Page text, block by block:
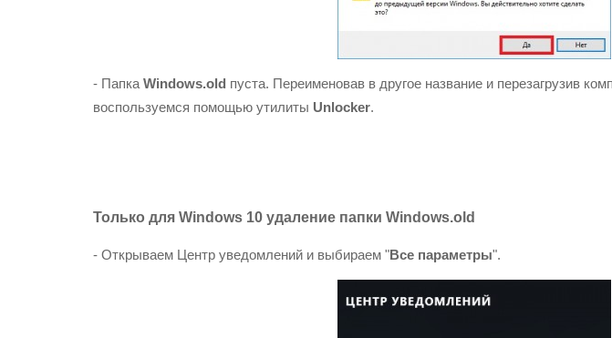
- Папка Windows.old пуста. Переименовав в другое название и перезагрузив
воспользуемся помощью утилиты Unlocker.
Только для Windows 10 удаление папки Windows.old
- Открываем Центр уведомлений и выбираем "Все параметры".